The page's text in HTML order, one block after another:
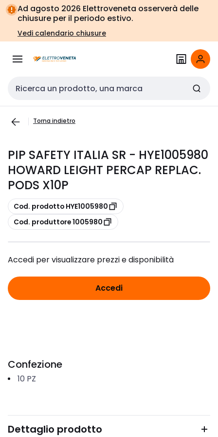
Vai alla
navigazione
Vai
alla
pagina
Ad agosto 2026 Elettroveneta osserverà delle
chiusure per il periodo estivo.
Vedi calendario chiusure
Cerca input
Torna indietro
PIP SAFETY ITALIA SR - HYE1005980
HOWARD LEIGHT PERCAP REPLAC.
PODS X10P
copia
Cod. prodotto HYE1005980
copia
Cod. produttore 1005980
Accedi per visualizzare prezzi e disponibilità
Accedi
Confezione
10 PZ
Dettaglio prodotto